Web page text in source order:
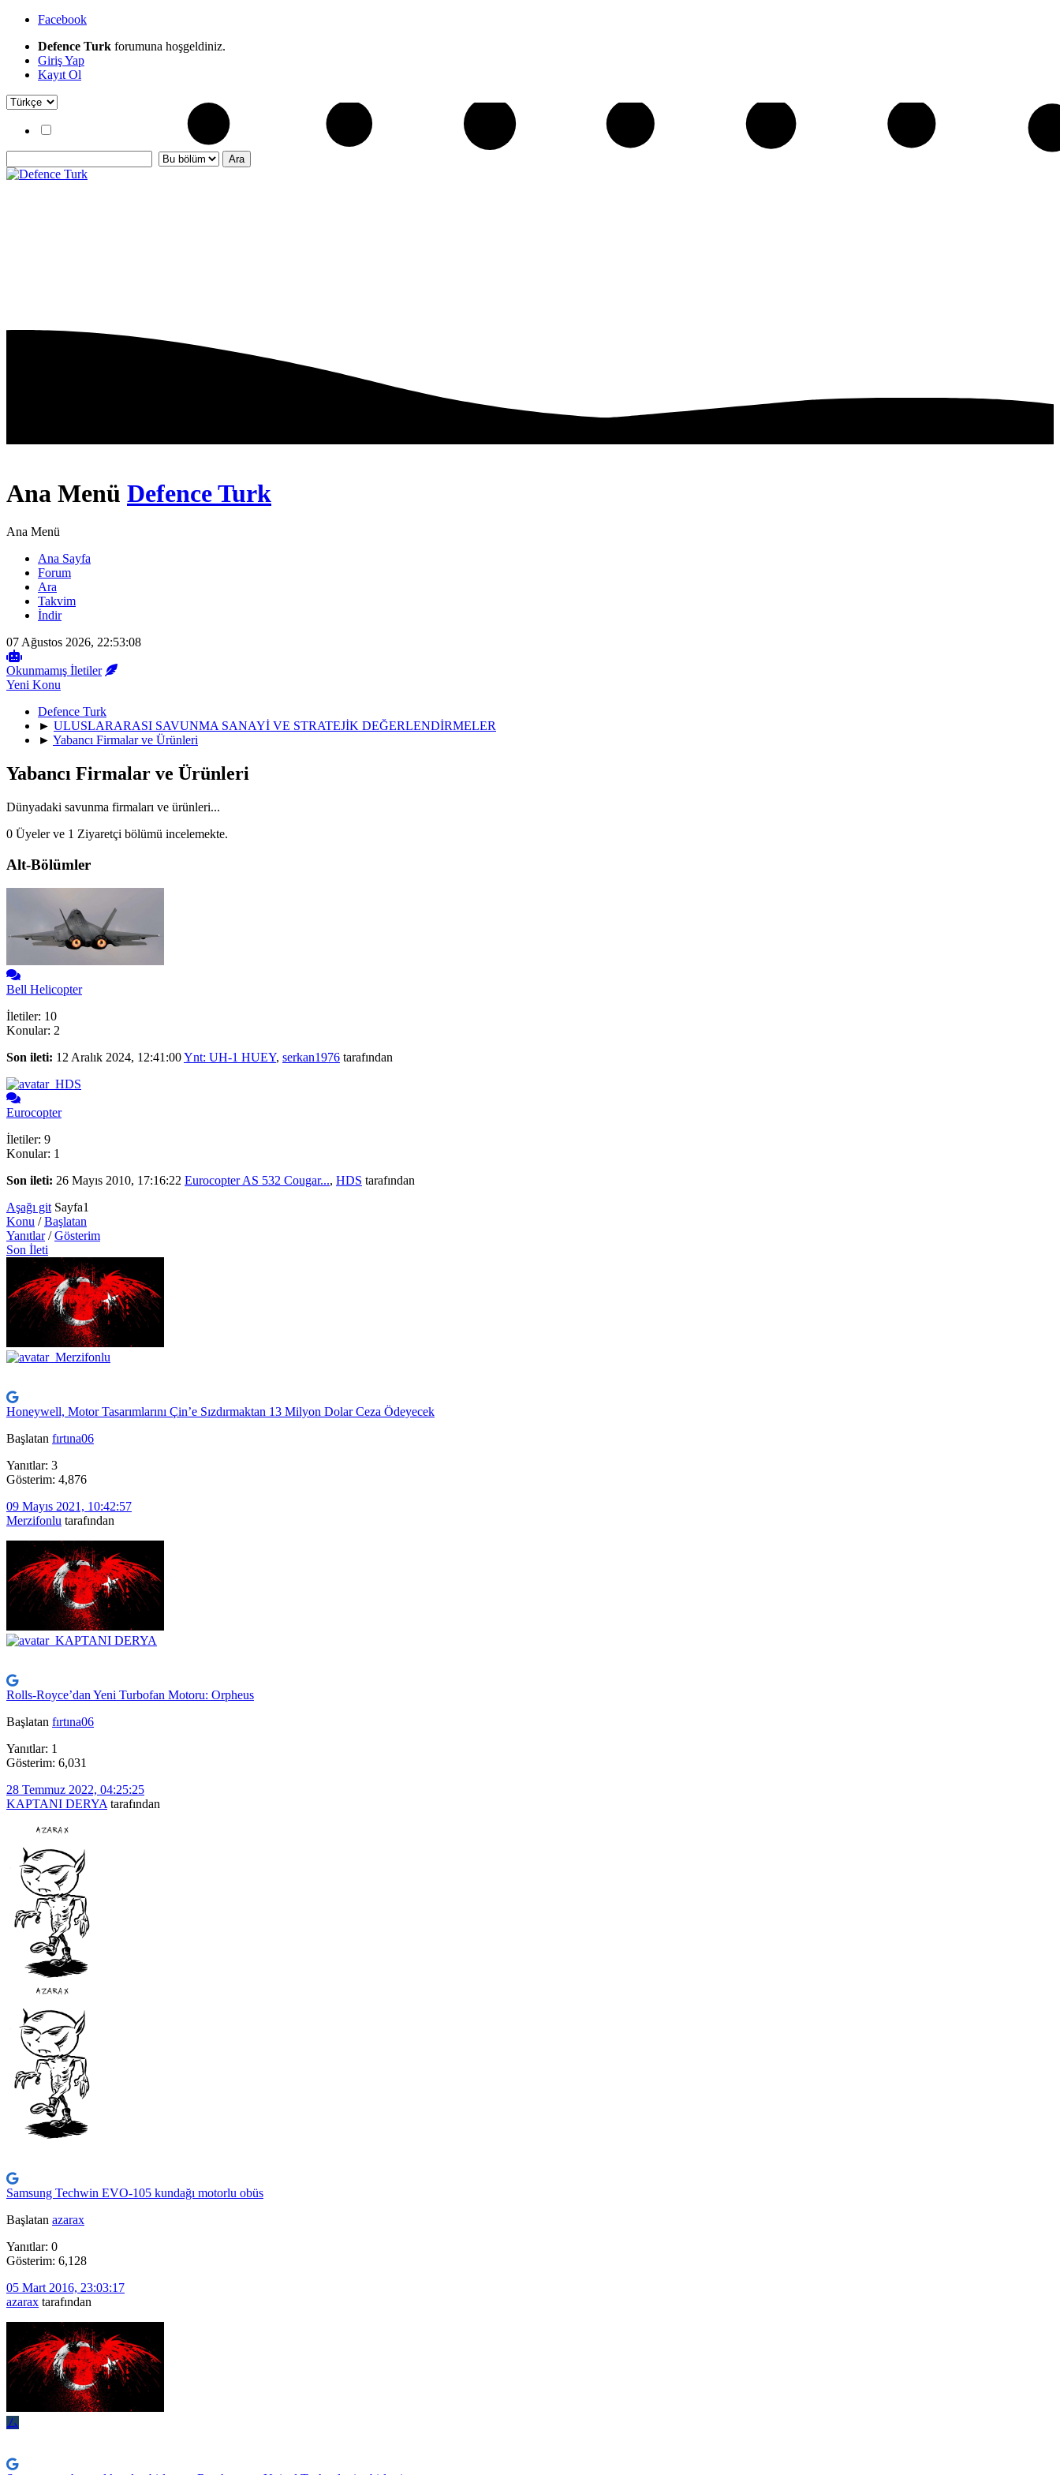
Facebook
Defence Turk forumuna hoşgeldiniz.
Giriş Yap
Kayıt Ol
Ana Menü Defence Turk
Ana Menü
Ana Sayfa
Forum
Ara
Takvim
İndir
07 Ağustos 2026, 22:53:08
Okunmamış İletiler
Yeni Konu
Defence Turk
► ULUSLARARASI SAVUNMA SANAYİ VE STRATEJİK DEĞERLENDİRMELER
► Yabancı Firmalar ve Ürünleri
Yabancı Firmalar ve Ürünleri
Dünyadaki savunma firmaları ve ürünleri...
0 Üyeler ve 1 Ziyaretçi bölümü incelemekte.
Alt-Bölümler
Bell Helicopter
İletiler: 10
Konular: 2
Son ileti: 12 Aralık 2024, 12:41:00Ynt: UH-1 HUEY, serkan1976 tarafından
Eurocopter
İletiler: 9
Konular: 1
Son ileti: 26 Mayıs 2010, 17:16:22 Eurocopter AS 532 Cougar..., HDS tarafından
Aşağı git Sayfa1
Konu /Başlatan
Yanıtlar/Gösterim
Son İleti
Honeywell, Motor Tasarımlarını Çin’e Sızdırmaktan 13 Milyon Dolar Ceza Ödeyecek
Başlatan fırtına06
Yanıtlar: 3
Gösterim: 4,876
09 Mayıs 2021, 10:42:57
Merzifonlu tarafından
Rolls-Royce’dan Yeni Turbofan Motoru: Orpheus
Başlatan fırtına06
Yanıtlar: 1
Gösterim: 6,031
28 Temmuz 2022, 04:25:25
KAPTANI DERYA tarafından
Samsung Techwin EVO-105 kundağı motorlu obüs
Başlatan azarax
Yanıtlar: 0
Gösterim: 6,128
05 Mart 2016, 23:03:17
azarax tarafından
ム